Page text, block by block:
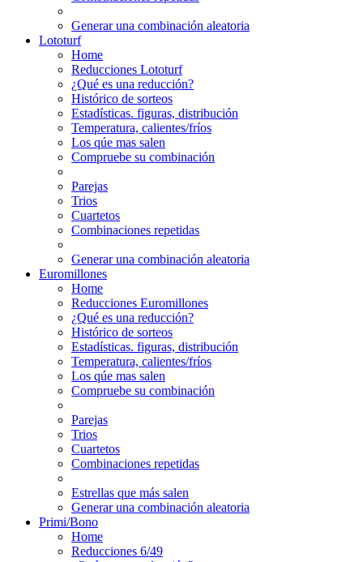
Generar una combinación aleatoria
Lototurf
Home
Reducciones Lototurf
¿Qué es una reducción?
Histórico de sorteos
Estadísticas. figuras, distribución
Temperatura, calientes/fríos
Los qúe mas salen
Compruebe su combinación
Parejas
Trios
Cuartetos
Combinaciones repetidas
Generar una combinación aleatoria
Euromillones
Home
Reducciones Euromillones
¿Qué es una reducción?
Histórico de sorteos
Estadísticas. figuras, distribución
Temperatura, calientes/fríos
Los qúe mas salen
Compruebe su combinación
Parejas
Trios
Cuartetos
Combinaciones repetidas
Estrellas que más salen
Generar una combinación aleatoria
Primi/Bono
Home
Reducciones 6/49